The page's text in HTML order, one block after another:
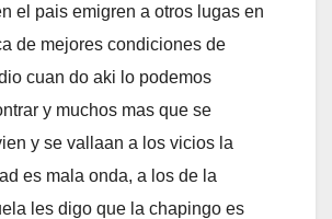
el pais emigren a otros lugas en
de mejores condiciones de
cuan do aki lo podemos
y muchos mas que se
y se vallaan a los vicios la
es mala onda, a los de la
les digo que la chapingo es